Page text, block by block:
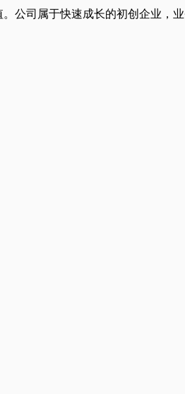
公司属于快速成长的初创企业，